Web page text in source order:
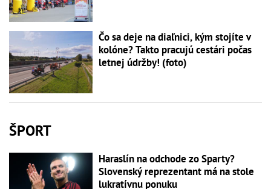
Čo sa deje na diaľnici, kým stojíte v
kolóne? Takto pracujú cestári počas
letnej údržby! (foto)
ŠPORT
Haraslín na odchode zo Sparty?
Slovenský reprezentant má na stole
lukratívnu ponuku